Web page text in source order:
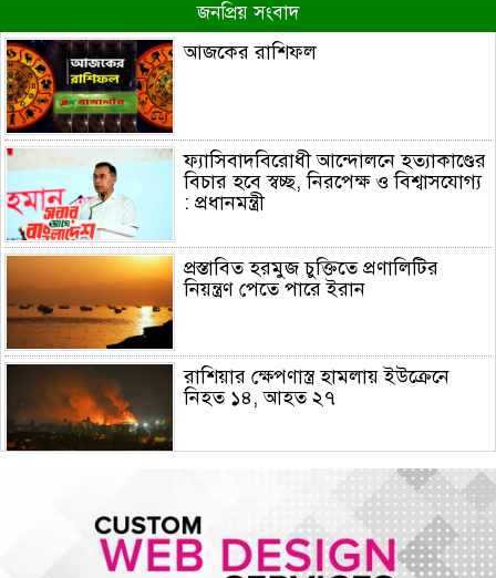
জনপ্রিয় সংবাদ
আজকের রাশিফল
ফ্যাসিবাদবিরোধী আন্দোলনে হত্যাকাণ্ডের
বিচার হবে স্বচ্ছ, নিরপেক্ষ ও বিশ্বাসযোগ্য
: প্রধানমন্ত্রী
প্রস্তাবিত হরমুজ চুক্তিতে প্রণালিটির
নিয়ন্ত্রণ পেতে পারে ইরান
রাশিয়ার ক্ষেপণাস্ত্র হামলায় ইউক্রেনে
নিহত ১৪, আহত ২৭
হামের উপসর্গে আরও ৫ শিশুর মৃত্যু